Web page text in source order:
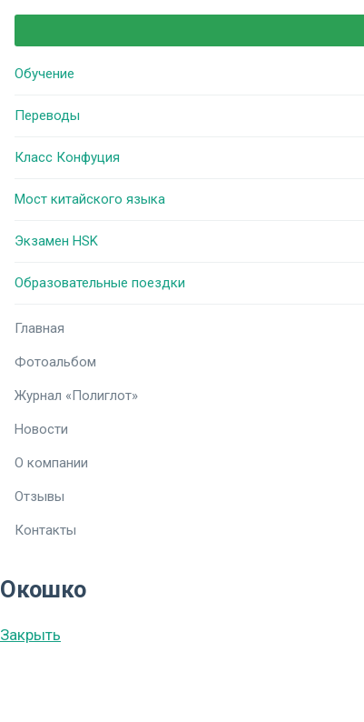
Обучение
Переводы
Класс Конфуция
Мост китайского языка
Экзамен HSK
Образовательные поездки
Главная
Фотоальбом
Журнал «Полиглот»
Новости
О компании
Отзывы
Контакты
Окошко
Закрыть